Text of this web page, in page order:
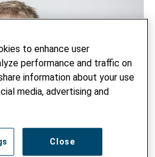
to enhance user
performance and traffic on
information about your use
media, advertising and
Close